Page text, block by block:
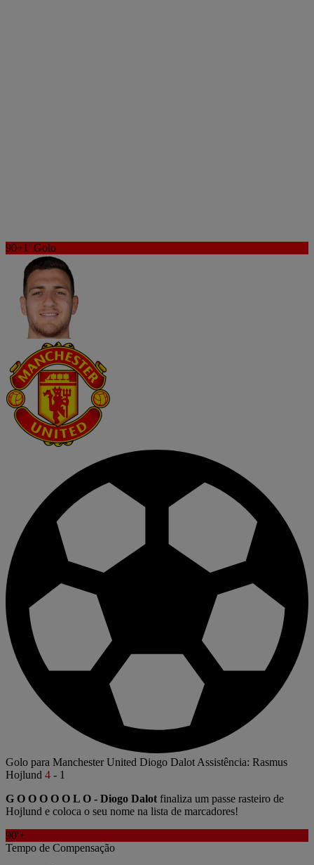
90+1' Golo
Golo para Manchester United Diogo Dalot Assistência: Rasmus
Hojlund 4 - 1
G O O O O O L O - Diogo Dalot finaliza um passe rasteiro de
Hojlund e coloca o seu nome na lista de marcadores!
90'+
Tempo de Compensação